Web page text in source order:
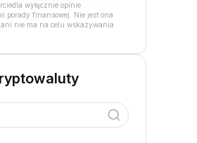
wyłącznie opinie
porady finansowej. Nie jest ona
nie ma na celu wskazywania